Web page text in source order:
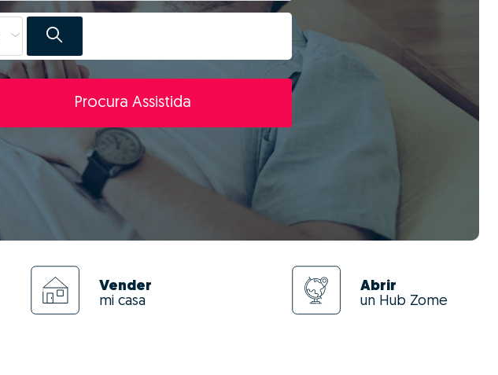
Procura Assistida
Vender
mi casa
Abrir
un Hub Zome